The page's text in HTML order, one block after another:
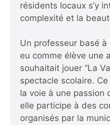
résidents locaux s’y
complexité et la
Un professeur basé
eu comme élève une
souhaitait jouer “La
spectacle scolaire.
la voie à une passion
elle participe à des
organisés par la